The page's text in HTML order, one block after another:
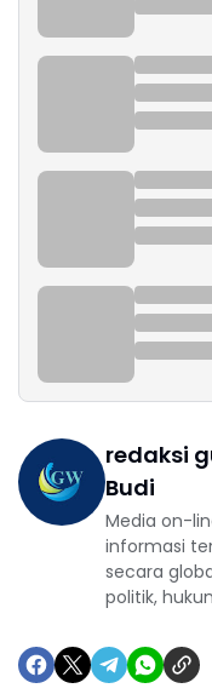
redaksi
Budi
Media on-
informasi
secara
politik,